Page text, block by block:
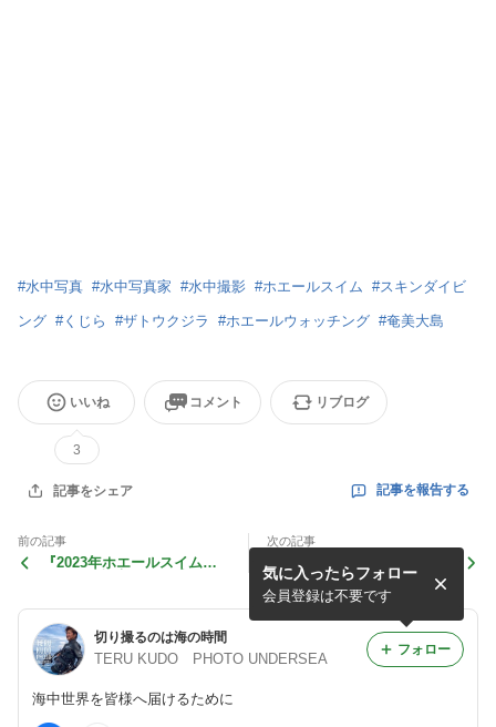
#水中写真 #水中写真家 #水中撮影 #ホエールスイム #スキンダイビ
ング #くじら #ザトウクジラ #ホエールウォッチング #奄美大島
いいね
3
コメント リブログ
記事をシェア 記事を報告する
前の記事
『2023年ホエールスイムツ
次の記事
写真家とは？プロとは？そし
て僕が撮り続けている意味
切り撮るのは海の時間
TERU KUDO PHOTO UNDERSEA
海中世界を皆様へ届けるために
気に入ったらフォロー
会員登録は不要です
フォロー